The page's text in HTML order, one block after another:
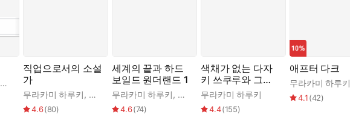
양윤옥
직업으로서의 소설
가
무라카미 하루키, 양윤옥
4.6(80)
세계의 끝과 하드
보일드 원더랜드 1
무라카미 하루키, 김난주
4.6(74)
색채가 없는 다자
키 쓰쿠루와 그가
순례를 떠난 해
무라카미 하루키
4.4(155)
애프터 다크
무라카미 하루키
4.1(42)